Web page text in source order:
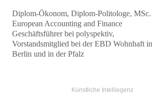
Diplom-Ökonom, Diplom-Politologe,
European Accounting and Finance
Geschäftsführer bei polyspektiv,
Vorstandsmitglied bei der EBD Wohnhaft in
Berlin und in der Pfalz
Künstliche Intelliegenz